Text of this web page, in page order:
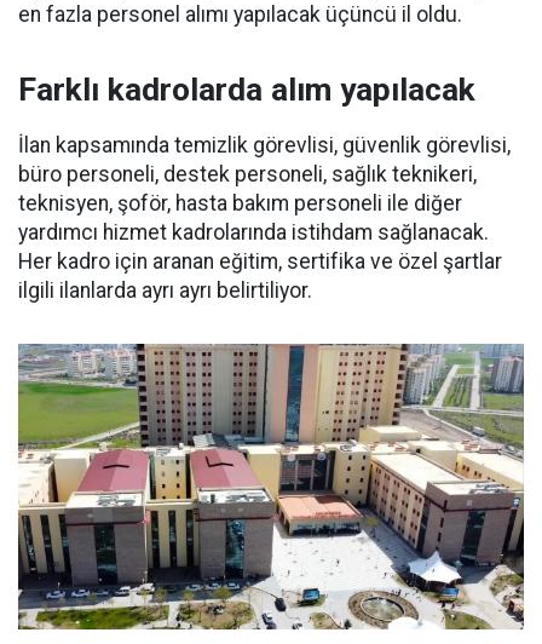
en fazla personel alımı yapılacak üçüncü il oldu.
Farklı kadrolarda alım yapılacak
İlan kapsamında temizlik görevlisi, güvenlik görevlisi,
büro personeli, destek personeli, sağlık teknikeri,
teknisyen, şoför, hasta bakım personeli ile diğer
yardımcı hizmet kadrolarında istihdam sağlanacak.
Her kadro için aranan eğitim, sertifika ve özel şartlar
ilgili ilanlarda ayrı ayrı belirtiliyor.